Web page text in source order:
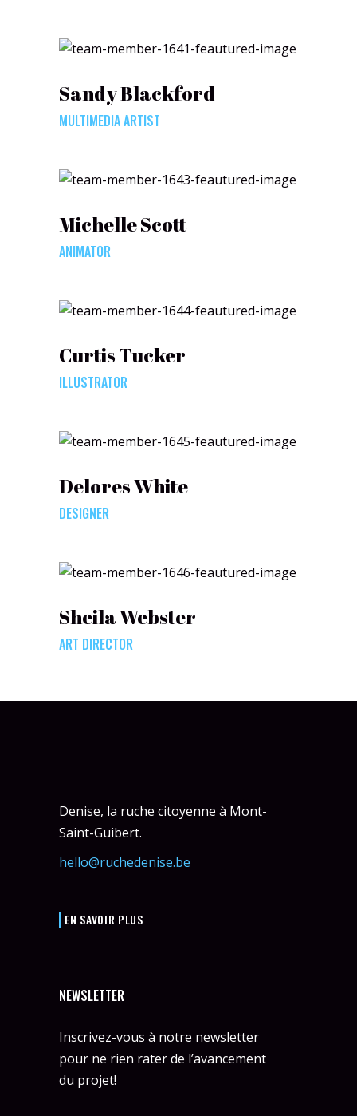
Sandy Blackford
MULTIMEDIA ARTIST
Michelle Scott
ANIMATOR
Curtis Tucker
ILLUSTRATOR
Delores White
DESIGNER
Sheila Webster
ART DIRECTOR
Denise, la ruche citoyenne à Mont-
Saint-Guibert.
hello@ruchedenise.be
EN SAVOIR PLUS
NEWSLETTER
Inscrivez-vous à notre newsletter
pour ne rien rater de l’avancement
du projet!